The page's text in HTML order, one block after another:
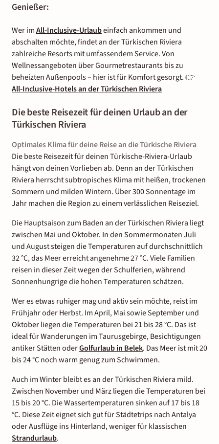
Genießer:
Wer imAll-Inclusive-Urlaubeinfach ankommen und
abschalten möchte, findet an der Türkischen Riviera
zahlreiche Resorts mit umfassendem Service. Von
Wellnessangeboten über Gourmetrestaurants bis zu
beheizten Außenpools – hier ist für Komfort gesorgt. 👉
All-Inclusive-Hotels an der Türkischen Riviera
Die beste Reisezeit für deinen Urlaub an der
Türkischen Riviera
Optimales Klima für deine Reise an die Türkische Riviera
Die beste Reisezeit für deinen Türkische-Riviera-Urlaub
hängt von deinen Vorlieben ab. Denn an der Türkischen
Riviera herrscht subtropisches Klima mit heißen, trockenen
Sommern und milden Wintern. Über 300 Sonnentage im
Jahr machen die Region zu einem verlässlichen Reiseziel.
Die Hauptsaison zum Baden an der Türkischen Riviera liegt
zwischen Mai und Oktober. In den Sommermonaten Juli
und August steigen die Temperaturen auf durchschnittlich
32 °C, das Meer erreicht angenehme 27 °C. Viele Familien
reisen in dieser Zeit wegen der Schulferien, während
Sonnenhungrige die hohen Temperaturen schätzen.
Wer es etwas ruhiger mag und aktiv sein möchte, reist im
Frühjahr oder Herbst. Im April, Mai sowie September und
Oktober liegen die Temperaturen bei 21 bis 28 °C. Das ist
ideal für Wanderungen im Taurusgebirge, Besichtigungen
antiker Stätten oderGolfurlaub in Belek. Das Meer ist mit 20
bis 24 °C noch warm genug zum Schwimmen.
Auch im Winter bleibt es an der Türkischen Riviera mild.
Zwischen November und März liegen die Temperaturen bei
15 bis 20 °C. Die Wassertemperaturen sinken auf 17 bis 18
°C. Diese Zeit eignet sich gut für Städtetrips nach Antalya
oder Ausflüge ins Hinterland, weniger für klassischen
Strandurlaub.